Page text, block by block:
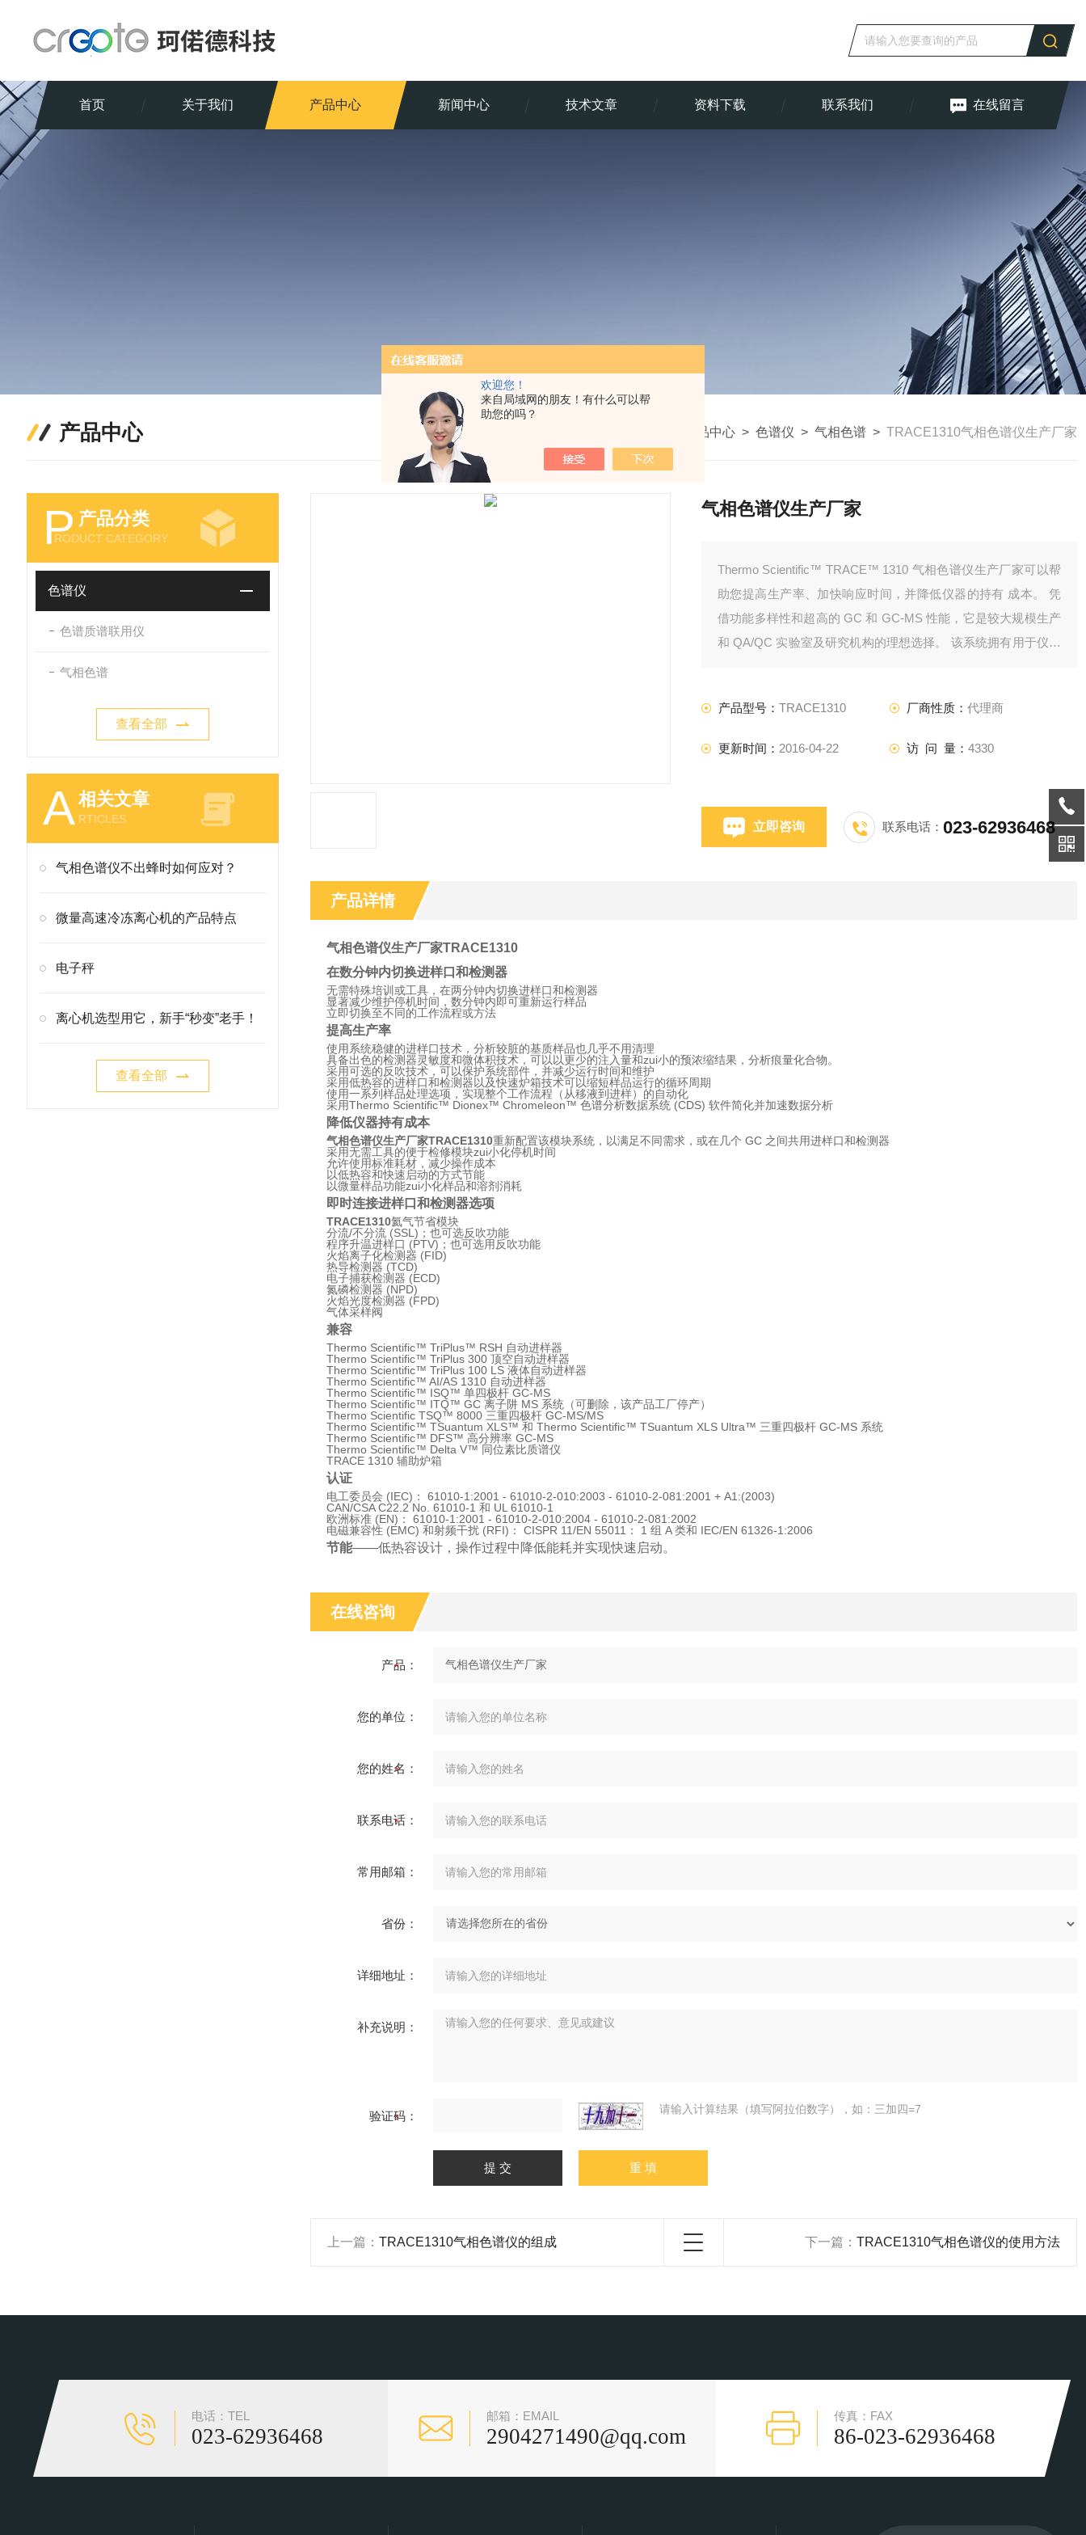
欢迎您！
来自局域网的朋友！有什么可以帮
助您的吗？
首页 关于我们 产品中心 新闻中心 技术文章 资料下载 联系我们 在线留言
产品中心 产品中心 > 色谱仪 > 气相色谱 > TRACE1310气相色谱仪生产厂家
P 产品分类
RODUCT CATEGORY
色谱仪
色谱质谱联用仪
气相色谱
查看全部
A相关文章
RTICLES
气相色谱仪不出蜂时如何应对？
微量高速冷冻离心机的产品特点
电子秤
离心机选型用它，新手“秒变”老手！
查看全部
气相色谱仪生产厂家
Thermo Scientific™ TRACE™ 1310 气相色谱仪生产厂家可以帮
助您提高生产率、加快响应时间，并降低仪器的持有 成本。 凭
借功能多样性和超高的 GC 和 GC-MS 性能，它是较大规模生产
和 QA/QC 实验室及研究机构的理想选择。 该系统拥有用于仪器
产品型号： TRACE1310 厂商性质： 代理商
更新时间： 2016-04-22 访 问 量： 4330
立即咨询 联系电话： 023-62936468
产品详情
气相色谱仪生产厂家TRACE1310
在数分钟内切换进样口和检测器
无需特殊培训或工具，在两分钟内切换进样口和检测器
显著减少维护停机时间，数分钟内即可重新运行样品
立即切换至不同的工作流程或方法
提高生产率
使用系统稳健的进样口技术，分析较脏的基质样品也几乎不用清理
具备出色的检测器灵敏度和微体积技术，可以以更少的注入量和zui小的预浓缩结果，分析痕量化合物。
采用可选的反吹技术，可以保护系统部件，并减少运行时间和维护
采用低热容的进样口和检测器以及快速炉箱技术可以缩短样品运行的循环周期
使用一系列样品处理选项，实现整个工作流程（从移液到进样）的自动化
采用Thermo Scientific™ Dionex™ Chromeleon™ 色谱分析数据系统 (CDS) 软件简化并加速数据分析
降低仪器持有成本
气相色谱仪生产厂家TRACE1310重新配置该模块系统，以满足不同需求，或在几个 GC 之间共用进样口和检测器
采用无需工具的便于检修模块zui小化停机时间
允许使用标准耗材，减少操作成本
以低热容和快速启动的方式节能
以微量样品功能zui小化样品和溶剂消耗
即时连接进样口和检测器选项
TRACE1310氦气节省模块
分流/不分流 (SSL)；也可选反吹功能
程序升温进样口 (PTV)；也可选用反吹功能
火焰离子化检测器 (FID)
热导检测器 (TCD)
电子捕获检测器 (ECD)
氮磷检测器 (NPD)
火焰光度检测器 (FPD)
气体采样阀
兼容
Thermo Scientific™ TriPlus™ RSH 自动进样器
Thermo Scientific™ TriPlus 300 顶空自动进样器
Thermo Scientific™ TriPlus 100 LS 液体自动进样器
Thermo Scientific™ AI/AS 1310 自动进样器
Thermo Scientific™ ISQ™ 单四极杆 GC-MS
Thermo Scientific™ ITQ™ GC 离子阱 MS 系统（可删除，该产品工厂停产）
Thermo Scientific TSQ™ 8000 三重四极杆 GC-MS/MS
Thermo Scientific™ TSuantum XLS™ 和 Thermo Scientific™ TSuantum XLS Ultra™ 三重四极杆 GC-MS 系统
Thermo Scientific™ DFS™ 高分辨率 GC-MS
Thermo Scientific™ Delta V™ 同位素比质谱仪
TRACE 1310 辅助炉箱
认证
电工委员会 (IEC)： 61010-1:2001 - 61010-2-010:2003 - 61010-2-081:2001 + A1:(2003)
CAN/CSA C22.2 No. 61010-1 和 UL 61010-1
欧洲标准 (EN)： 61010-1:2001 - 61010-2-010:2004 - 61010-2-081:2002
电磁兼容性 (EMC) 和射频干扰 (RFI)： CISPR 11/EN 55011： 1 组 A 类和 IEC/EN 61326-1:2006
节能——低热容设计，操作过程中降低能耗并实现快速启动。
在线咨询
产品：
您的单位：
您的姓名：
联系电话：
常用邮箱：
省份：
详细地址：
补充说明：
验证码： 请输入计算结果（填写阿拉伯数字），如：三加四=7
上一篇： TRACE1310气相色谱仪的组成 下一篇： TRACE1310气相色谱仪的使用方法
电话：TEL
023-62936468
邮箱：EMAIL
2904271490@qq.com
传真：FAX
86-023-62936468